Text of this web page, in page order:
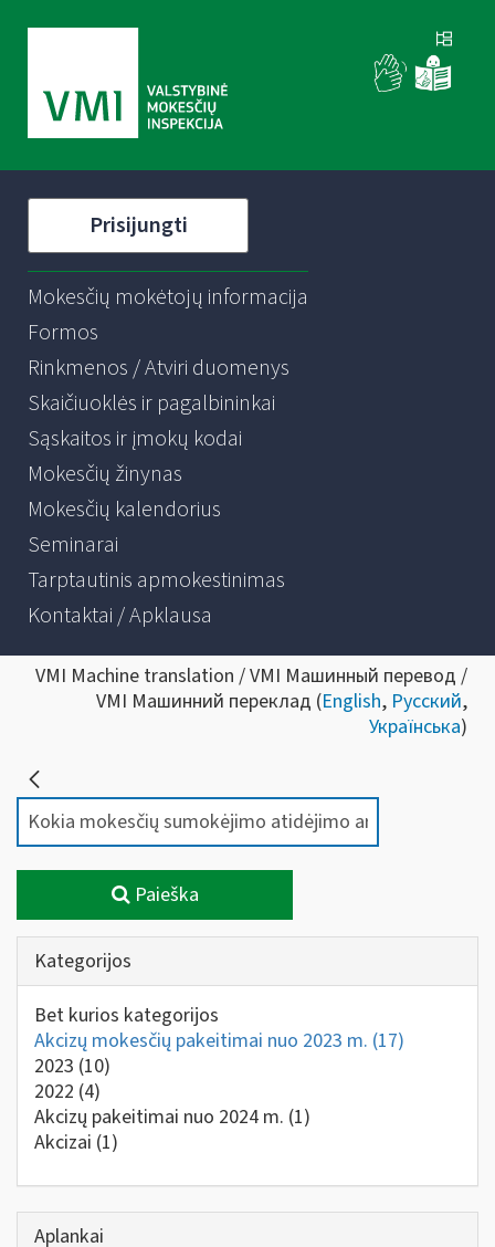
Prisijungti
Mokesčių mokėtojų informacija
Formos
Rinkmenos / Atviri duomenys
Skaičiuoklės ir pagalbininkai
Sąskaitos ir įmokų kodai
Mokesčių žinynas
Mokesčių kalendorius
Seminarai
Tarptautinis apmokestinimas
Kontaktai / Apklausa
VMI Machine translation / VMI Машинный перевод /
VMI Машинний переклад (English, Русский,
Українська)
Paieška
Kategorijos
Bet kurios kategorijos
Akcizų mokesčių pakeitimai nuo 2023 m. (17)
2023 (10)
2022 (4)
Akcizų pakeitimai nuo 2024 m. (1)
Akcizai (1)
Aplankai